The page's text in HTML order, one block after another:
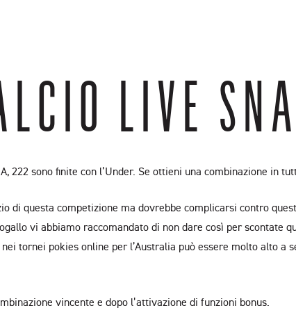
LIVE
222 sono finite con l’Under. Se ottieni una combinazione in
di questa competizione ma dovrebbe complicarsi contro
vi abbiamo raccomandato di non dare così per scontate
tornei pokies online per l’Australia può essere molto alto
vincente e dopo l’attivazione di funzioni bonus.